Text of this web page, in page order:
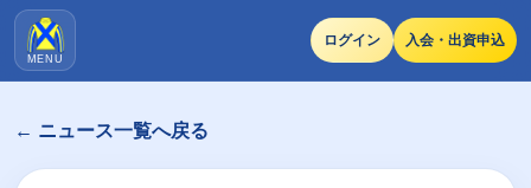
MENU
ログイン 入会・出資申込
← ニュース一覧へ戻る